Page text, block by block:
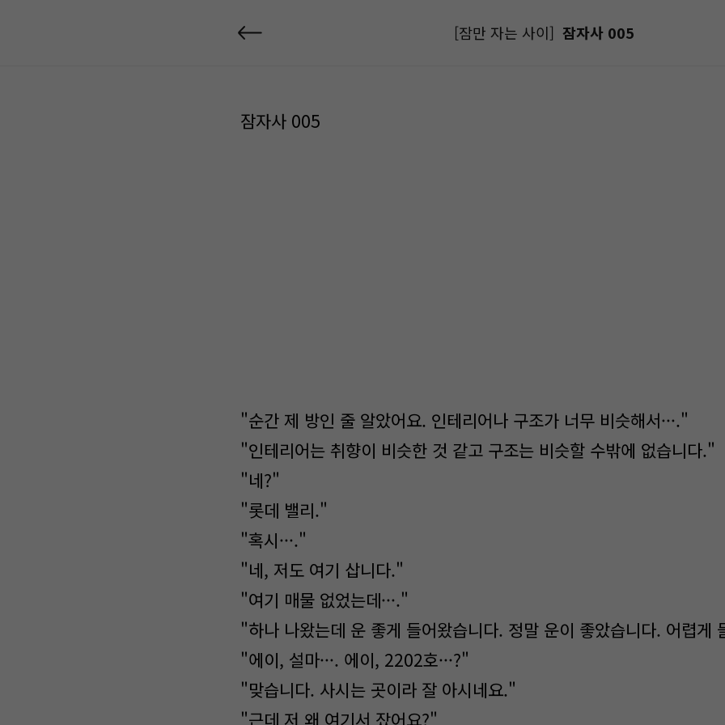
[잠만 자는 사이] 잠자사 005
잠자사 005
"순간 제 방인 줄 알았어요. 인테리어나 구조가 너무 비슷해서···."
"인테리어는 취향이 비슷한 것 같고 구조는 비슷할 수밖에 없습니다."
"네?"
"롯데 밸리."
"혹시···."
"네, 저도 여기 삽니다."
"여기 매물 없었는데···."
"하나 나왔는데 운 좋게 들어왔습니다. 정말 운이 좋았습니다. 어렵게
"에이, 설마···. 에이, 2202호···?"
"맞습니다. 사시는 곳이라 잘 아시네요."
"근데 저 왜 여기서 잤어요?"